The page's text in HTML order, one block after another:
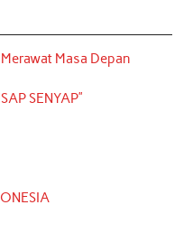
Masa Depan
SENYAP”